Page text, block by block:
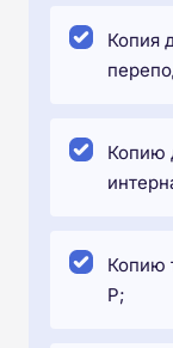
Копия
Копию
Копию
Р;